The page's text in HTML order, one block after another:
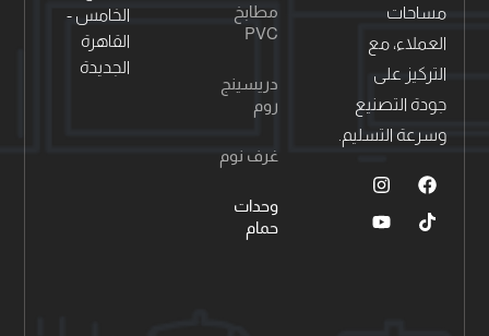
مساحات
العملاء، مع
التركيز على
جودة التصنيع
وسرعة التسليم.
مطابخ
PVC
دريسينج
روم
غرف نوم
وحدات
حمام
الخامس -
القاهرة
الجديدة